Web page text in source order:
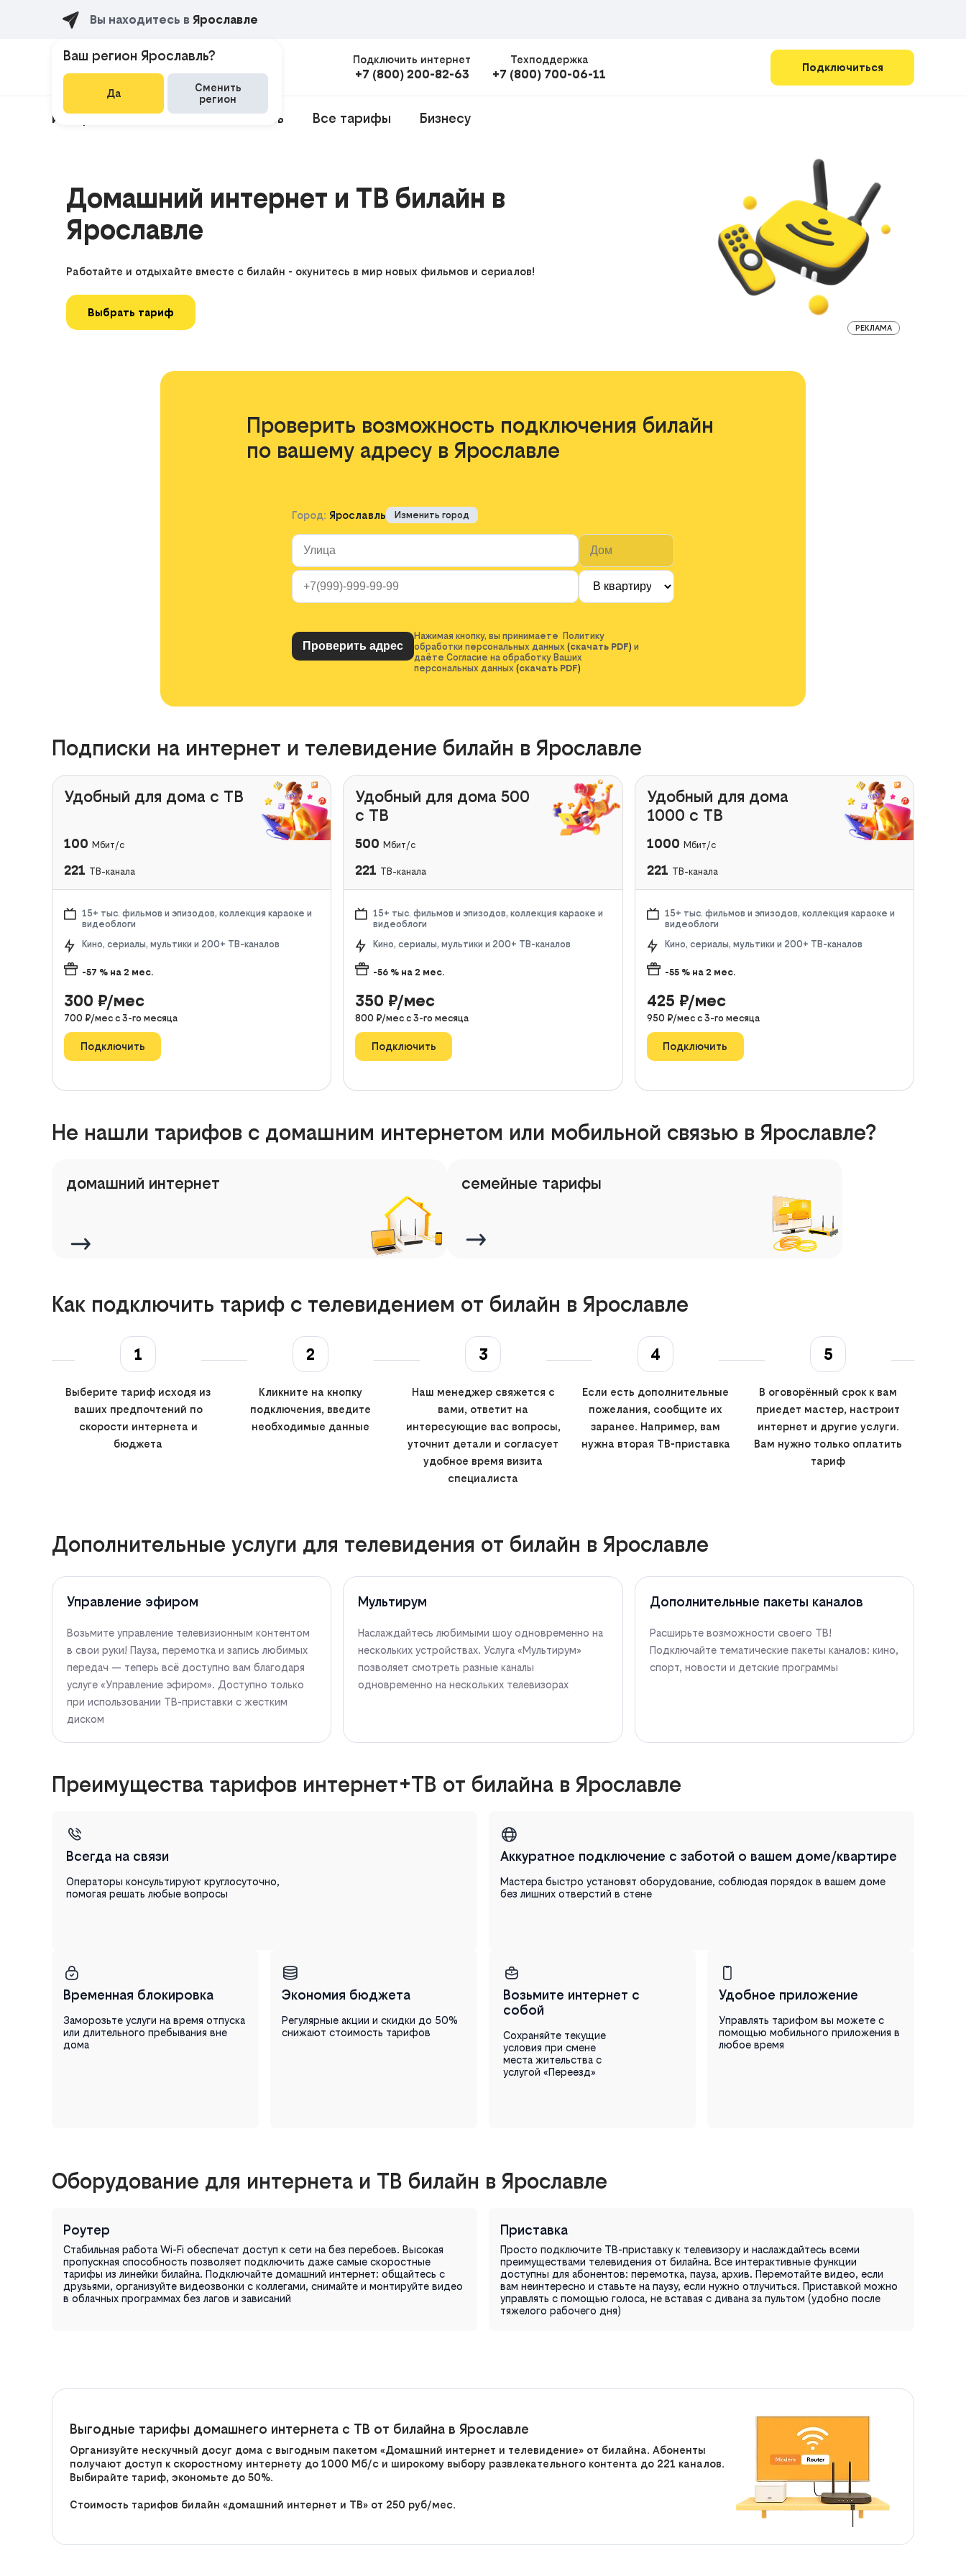
Вы находитесь в Ярославле
Подключить интернет
+7 (800) 200-82-63
Техподдержка
+7 (800) 700-06-11 Подключиться
Интернет + ТВ Мобильная связь Все тарифы Бизнесу
Домашний интернет и ТВ билайн в
Ярославле
Работайте и отдыхайте вместе с билайн - окунитесь в мир новых фильмов и сериалов!
Выбрать тариф
РЕКЛАМА
Проверить возможность подключения билайн
по вашему адресу в Ярославле
Город: Ярославль Изменить город
Нажимая кнопку, вы принимаете Политику
обработки персональных данных (скачать PDF) и
даёте Согласие на обработку Ваших
персональных данных (скачать PDF)
Подписки на интернет и телевидение билайн в Ярославле
Удобный для дома с ТВ
100 Мбит/с
221 ТВ-канала
15+ тыс. фильмов и эпизодов, коллекция караоке и
видеоблоги
Кино, сериалы, мультики и 200+ ТВ-каналов
-57 % на 2 мес.
300 ₽/мес
700 ₽/мес с 3-го месяца
Подключить
Удобный для дома 500
с ТВ
500 Мбит/с
221 ТВ-канала
15+ тыс. фильмов и эпизодов, коллекция караоке и
видеоблоги
Кино, сериалы, мультики и 200+ ТВ-каналов
-56 % на2 мес.
350 ₽/мес
800 ₽/мес с3-го месяца
Подключить
Удобный для дома
1000 с ТВ
1000 Мбит/с
221 ТВ-канала
15+ тыс. фильмов и эпизодов, коллекция караоке и
видеоблоги
Кино, сериалы, мультики и 200+ ТВ-каналов
-55 % на 2 мес.
425 ₽/мес
950 ₽/мес с 3-го месяца
Подключить
Не нашли тарифов с домашним интернетом или мобильной связью в Ярославле?
домашний интернет семейные тарифы
Как подключить тариф с телевидением от билайн в Ярославле
1
Выберите тариф исходя из
ваших предпочтений по
скорости интернета и
бюджета
2
Кликните на кнопку
подключения, введите
необходимые данные
3
Наш менеджер свяжется с
вами, ответит на
интересующие вас вопросы,
уточнит детали и согласует
удобное время визита
специалиста
4
Если есть дополнительные
пожелания, сообщите их
заранее. Например, вам
нужна вторая ТВ-приставка
5
В оговорённый срок к вам
приедет мастер, настроит
интернет и другие услуги.
Вам нужно только оплатить
тариф
Дополнительные услуги для телевидения от билайн в Ярославле
Управление эфиром
Возьмите управление телевизионным контентом
в свои руки! Пауза, перемотка и запись любимых
передач — теперь всё доступно вам благодаря
услуге «Управление эфиром». Доступно только
при использовании ТВ-приставки с жестким
диском
Мультирум
Наслаждайтесь любимыми шоу одновременно на
нескольких устройствах. Услуга «Мультирум»
позволяет смотреть разные каналы
одновременно на нескольких телевизорах
Дополнительные пакеты каналов
Расширьте возможности своего ТВ!
Подключайте тематические пакеты каналов: кино,
спорт, новости и детские программы
Преимущества тарифов интернет+ТВ от билайна в Ярославле
Всегда на связи
Операторы консультируют круглосуточно,
помогая решать любые вопросы
Аккуратное подключение с заботой о вашем доме/квартире
Мастера быстро установят оборудование, соблюдая порядок в вашем доме
без лишних отверстий в стене
Временная блокировка
Заморозьте услуги на время отпуска
или длительного пребывания вне
дома
Экономия бюджета
Регулярные акции и скидки до 50%
снижают стоимость тарифов
Возьмите интернет с
собой
Сохраняйте текущие
условия при смене
места жительства с
услугой «Переезд»
Удобное приложение
Управлять тарифом вы можете с
помощью мобильного приложения в
любое время
Оборудование для интернета и ТВ билайн в Ярославле
Роутер
Стабильная работа Wi-Fi обеспечат доступ к сети на без перебоев. Высокая
пропускная способность позволяет подключить даже самые скоростные
тарифы из линейки билайна. Подключайте домашний интернет: общайтесь с
друзьями, организуйте видеозвонки с коллегами, снимайте и монтируйте видео
в облачных программах без лагов и зависаний
Приставка
Просто подключите ТВ-приставку к телевизору и наслаждайтесь всеми
преимуществами телевидения от билайна. Все интерактивные функции
доступны для абонентов: перемотка, пауза, архив. Перемотайте видео, если
вам неинтересно и ставьте на паузу, если нужно отлучиться. Приставкой можно
управлять с помощью голоса, не вставая с дивана за пультом (удобно после
тяжелого рабочего дня)
Выгодные тарифы домашнего интернета с ТВ от билайна в Ярославле
Организуйте нескучный досуг дома с выгодным пакетом «Домашний интернет и телевидение» от билайна. Абоненты
получают доступ к скоростному интернету до 1000 Мб/с и широкому выбору развлекательного контента до 221 каналов.
Выбирайте тариф, экономьте до 50%.
Стоимость тарифов билайн «домашний интернет и ТВ» от 250 руб/мес.
Ваш регион Ярославль?
Да
Сменить
регион